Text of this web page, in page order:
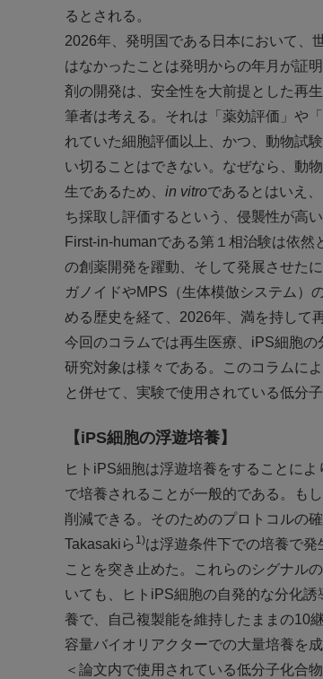
るとされる。
2026年、発明国である日本において、
はなかったことは発明からの年月が証
剤の開発は、安全性を大前提とした再
筆者は考える。それは「薬効評価」や
れていた細胞評価以上、かつ、動物試
い切ることはできない。なぜなら、動
生であるため、 in vitroであるとはいえ
ち採取し評価するという、侵襲性が高
First-in-humanである第１相治験は依
の創薬開発を躍動、そして発展させた
ガノイドやMPS（生体模倣システム）
める歴史を経て、2026年、満を持して
今回のコラムでは再生医療、iPS細胞
研究対象は様々である。このコラムに
と併せて、実験で使用されている低分
【iPS細胞の浮遊培養】
ヒトiPS細胞は浮遊培養をすることに
で培養されることが一般的である。も
削減できる。そのためのプロトコルの
Takasakiら 1)は浮遊条件下での培養で
ことを突き止めた。これらのシグナル
いても、ヒトiPS細胞の自発的な分化
養で、自己複製能を維持したままの10
容量バイオリアクターでの大量培養を
＜論文内で使用されている低分子化合